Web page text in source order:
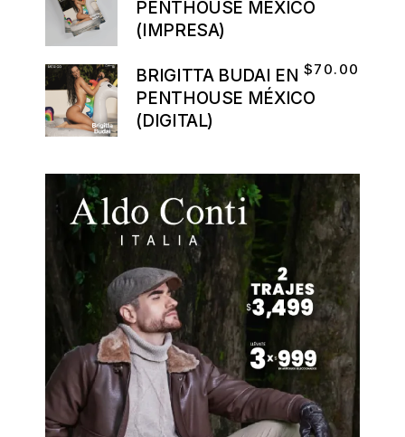
PENTHOUSE MÉXICO
(IMPRESA)
BRIGITTA BUDAI EN
PENTHOUSE MÉXICO
(DIGITAL)
$70.00